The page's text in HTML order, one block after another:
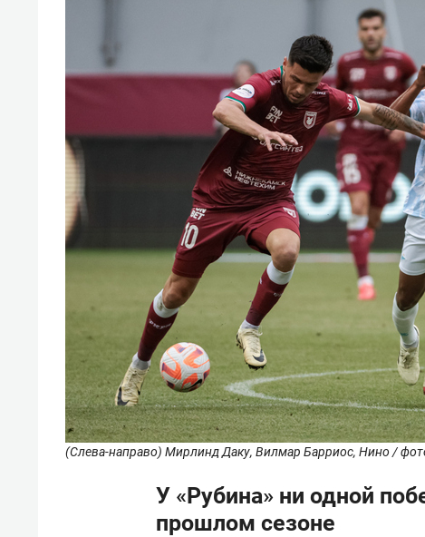
(Слева-направо) Мирлинд Даку, Вилмар Барриос, Нино /
У «Рубина» ни одной
прошлом сезоне